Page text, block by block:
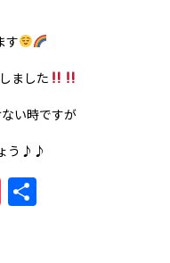
す
ました
い時ですが
う♪♪
Pocket